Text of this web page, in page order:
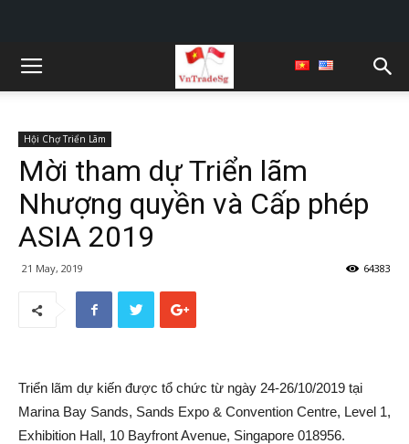
Hội Chợ Triển Lãm
Mời tham dự Triển lãm
Nhượng quyền và Cấp phép
ASIA 2019
21 May, 2019 64383
Triển lãm dự kiến được tổ chức từ ngày 24-26/10/2019 tại
Marina Bay Sands, Sands Expo & Convention Centre, Level 1,
Exhibition Hall, 10 Bayfront Avenue, Singapore 018956.